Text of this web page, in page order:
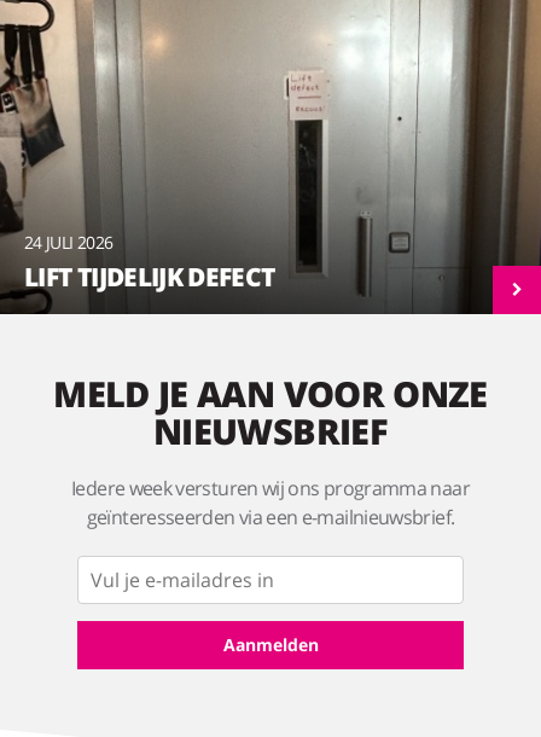
24 JULI 2026
LIFT TIJDELIJK DEFECT
MELD JE AAN VOOR ONZE
NIEUWSBRIEF
Iedere week versturen wij ons programma naar
geïnteresseerden via een e-mailnieuwsbrief.